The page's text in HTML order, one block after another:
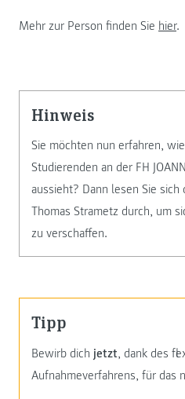
Mehr zur Person finden Sie hier.
Hinweis
Sie möchten nun erfahren,
Studierenden an der FH
aussieht? Dann lesen Sie sich
Thomas Strametz durch, um
zu verschaffen.
Tipp
Bewirb dich jetzt, dank des
Aufnahmeverfahrens, für das